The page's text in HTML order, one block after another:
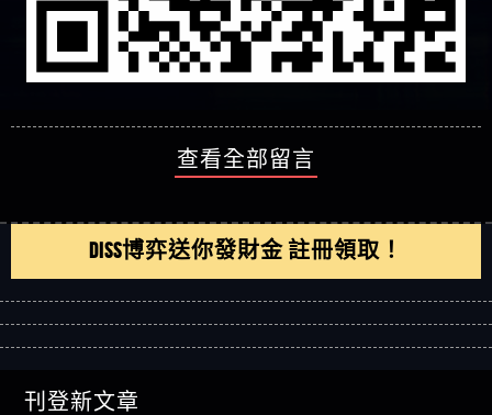
查看全部留言
DISS博弈送你發財金 註冊領取！
刊登新文章